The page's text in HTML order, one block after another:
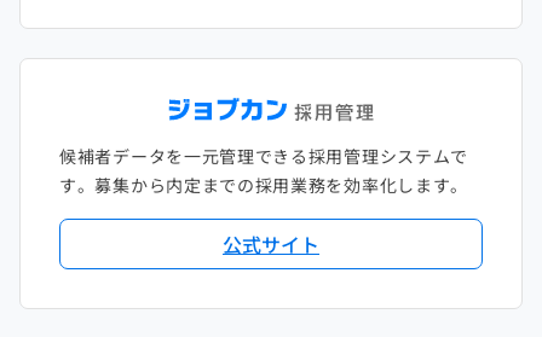
候補者データを一元管理できる採用管理システムで
す。募集から内定までの採用業務を効率化します。
公式サイト